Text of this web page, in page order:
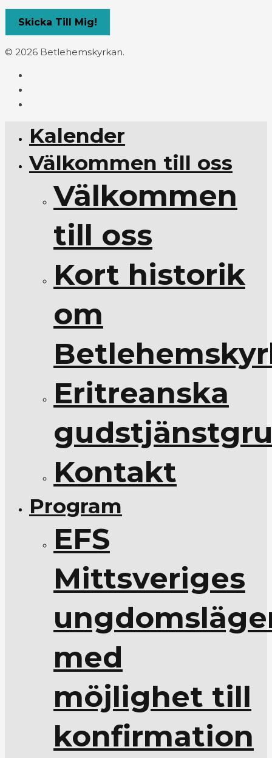
© 2026 Betlehemskyrkan.
Kalender
Välkommen till oss
Välkommen
till oss
Kort historik
om
Eritreanska
Kontakt
Program
EFS
Mittsveriges
med
möjlighet till
konfirmation